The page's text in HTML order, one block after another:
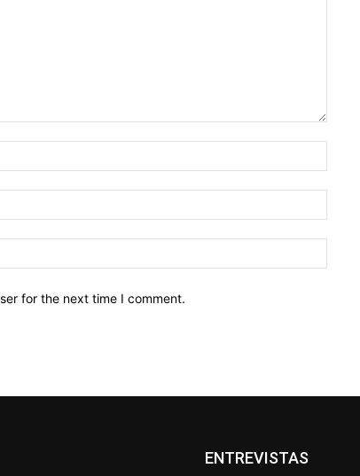
for the next time I comment.
ENTREVISTAS